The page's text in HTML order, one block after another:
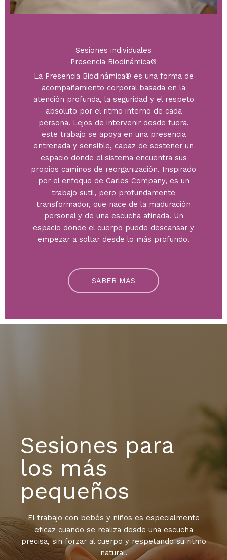
Sesiones individuales
Presencia Biodinámica®
La Presencia Biodinámica® es una forma de
acompañamiento corporal basada en la
atención profunda, la seguridad y el respeto
absoluto por el ritmo interno de cada
persona. Lejos de intervenir desde fuera,
este trabajo se apoya en una presencia
entrenada y sensible, capaz de sostener un
espacio donde el sistema encuentra sus
propios caminos de reorganización. Inspirado
por el enfoque de Carles Company, es un
trabajo sutil, pero profundamente
transformador, que nace de la maduración
personal y de una escucha afinada. Un
espacio donde el cuerpo puede descansar y
empezar a soltar desde lo más profundo.
SABER MAS
Sesiones para
los más
pequeños
El trabajo con bebés y niños es especialmente
eficaz cuando se realiza desde una escucha
precisa, sin forzar al cuerpo y respetando su ritmo
natural.